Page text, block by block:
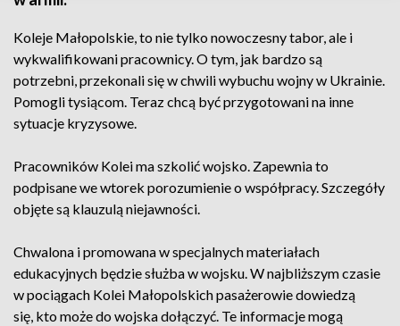
Koleje Małopolskie, to nie tylko nowoczesny tabor, ale i
wykwalifikowani pracownicy. O tym, jak bardzo są
potrzebni, przekonali się w chwili wybuchu wojny w Ukrainie.
Pomogli tysiącom. Teraz chcą być przygotowani na inne
sytuacje kryzysowe.
Pracowników Kolei ma szkolić wojsko. Zapewnia to
podpisane we wtorek porozumienie o współpracy. Szczegóły
objęte są klauzulą niejawności.
Chwalona i promowana w specjalnych materiałach
edukacyjnych będzie służba w wojsku. W najbliższym czasie
w pociągach Kolei Małopolskich pasażerowie dowiedzą
się, kto może do wojska dołączyć. Te informacje mogą